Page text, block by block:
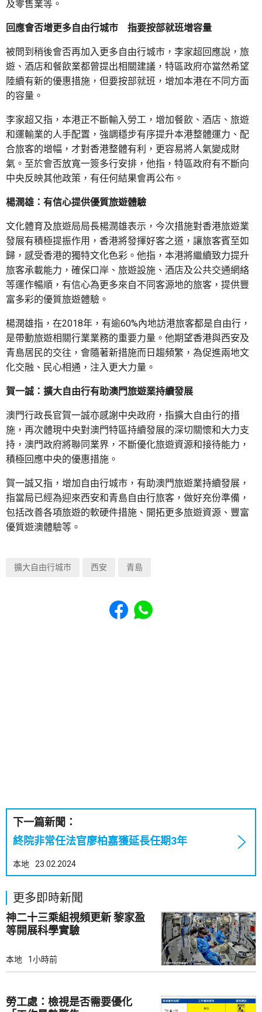
及零售業等。
回應會否增更多自由行城市 指要按部就班增容量
被問到稍後會否再加入更多自由行城市，李家超回應說，旅
遊、酒店和餐飲業都曾提出相關建議，特區政府亦當然希望
陸續有新的優惠措施，但要按部就班，增加本港在不同方面
的容量。
李家超又指，本港正不斷輸入勞工，增加餐飲、酒店、旅遊
和運輸業的人手配置，強調穩步有序提升本港整體運力、配
合旅客的增幅，才對香港整體有利，更容易將人氣變成財
氣。至於會否放寬一簽多行安排，他指，特區政府有不斷向
中央反映其他政策，有任何結果會再公布。
楊潤雄：有信心提供優質旅遊體驗
文化體育及旅遊局局長楊潤雄表示，今次措施對香港旅遊業
發展有積極提振作用，香港將發揮好客之道，讓旅客賓至如
歸，感受香港的獨特文化色彩。他指，本港將繼續致力提升
旅客承載能力，確保口岸、旅遊設施、酒店及公共交通網絡
等運作暢順，有信心為更多來自不同客源地的旅客，提供豐
富多彩的優質旅遊體驗。
楊潤雄指，在2018年，有逾60%內地訪港旅客都是自由行，
是帶動旅遊相關行業業務的重要力量。他期望香港與西安及
青島居民的交往，會隨著新措施而日趨頻繁，為促進兩地文
化交融、民心相通，注入更大力量。
賀一誠：擴大自由行有助澳門旅遊業持續發展
澳門行政長官賀一誠亦感謝中央政府，指擴大自由行的措
施，再次體現中央對澳門特區持續發展的深切關懷和大力支
持，澳門政府將聯同業界，不斷優化旅遊資源和接待能力，
積極回應中央的優惠措施。
賀一誠又指，增加自由行城市，有助澳門旅遊業持續發展，
指當局已經為迎來西安和青島自由行旅客，做好充份準備，
包括改善各項旅遊的軟硬件措施、開拓更多旅遊資源、豐富
優質遊澳體驗等。
擴大自由行城市 西安 青島
Share to Facebook
Share to WhatsApp
下一篇新聞：
終院非常任法官廖柏嘉獲延長任期3年
本地 23.02.2024
更多即時新聞
神二十三乘組視頻更新 黎家盈
等開展科學實驗
本地 1小時前
勞工處：檢視是否需要優化